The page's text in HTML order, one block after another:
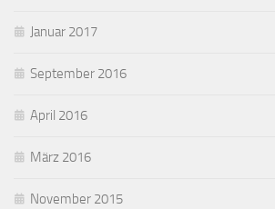
Januar 2017
September 2016
April 2016
März 2016
November 2015